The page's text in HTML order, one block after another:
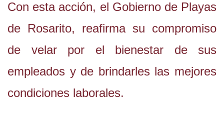
Con esta acción, el Gobierno de Playas
de Rosarito, reafirma su compromiso
de velar por el bienestar de sus
empleados y de brindarles las mejores
condiciones laborales.